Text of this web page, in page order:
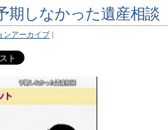
期しなかった遺産相談
ンアーカイブ |